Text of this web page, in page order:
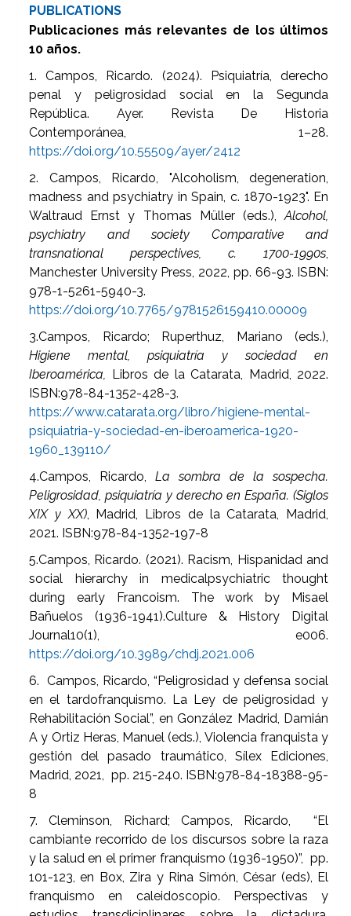
PUBLICATIONS
Publicaciones más relevantes de los últimos
10 años.
1. Campos, Ricardo. (2024). Psiquiatría, derecho
penal y peligrosidad social en la Segunda
República. Ayer. Revista De Historia
Contemporánea, 1–28.
https://doi.org/10.55509/ayer/2412
2. Campos, Ricardo, "Alcoholism, degeneration,
madness and psychiatry in Spain, c. 1870-1923". En
Waltraud Ernst y Thomas Müller (eds.),Alcohol,
psychiatry and society Comparative and
transnational perspectives, c. 1700-1990s,
Manchester University Press, 2022, pp. 66-93. ISBN:
978-1-5261-5940-3.
https://doi.org/10.7765/9781526159410.00009
3.Campos, Ricardo; Ruperthuz, Mariano (eds.),
Higiene mental, psiquiatría y sociedad en
Iberoamérica, Libros de la Catarata, Madrid, 2022.
ISBN:978-84-1352-428-3.
https://www.catarata.org/libro/higiene-mental-
psiquiatria-y-sociedad-en-iberoamerica-1920-
1960_139110/
4.Campos, Ricardo,La sombra de la sospecha.
Peligrosidad, psiquiatría y derecho en España. (Siglos
XIX y XX), Madrid, Libros de la Catarata, Madrid,
2021. ISBN:978-84-1352-197-8
5.Campos, Ricardo. (2021). Racism, Hispanidad and
social hierarchy in medicalpsychiatric thought
during early Francoism. The work by Misael
Bañuelos (1936-1941).Culture & History Digital
Journal10(1), e006.
https://doi.org/10.3989/chdj.2021.006
6. Campos, Ricardo, “Peligrosidad y defensa social
en el tardofranquismo. La Ley de peligrosidad y
Rehabilitación Social”, en González Madrid, Damián
A y Ortiz Heras, Manuel (eds.), Violencia franquista y
gestión del pasado traumático, Sílex Ediciones,
Madrid, 2021, pp. 215-240. ISBN:978-84-18388-95-
8
7. Cleminson, Richard; Campos, Ricardo, “El
cambiante recorrido de los discursos sobre la raza
y la salud en el primer franquismo (1936-1950)”, pp.
101-123, en Box, Zira y Rina Simón, César (eds), El
franquismo en caleidoscopio. Perspectivas y